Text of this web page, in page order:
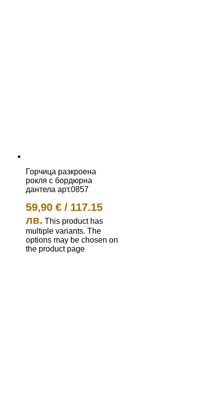
Горчица разкроена
рокля с бордюрна
дантела арт.0857
59,90 € / 117.15
лв. This product has
multiple variants. The
options may be chosen on
the product page